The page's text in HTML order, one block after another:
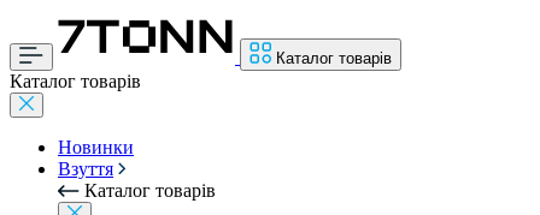
Каталог товарів
Каталог товарів
Новинки
Взуття
Каталог товарів